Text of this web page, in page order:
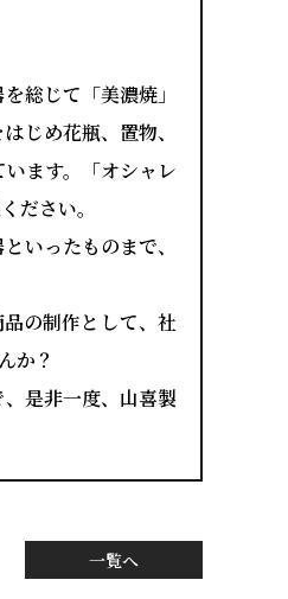
総じて「美濃焼」
じめ花瓶、置物、
ます。「オシャレ
ださい。
いったものまで、
の制作として、社
か？
是非一度、山喜製
一覧へ